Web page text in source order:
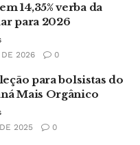
14,35% verba da
para 2026
DE 2026
0
para bolsistas do
Mais Orgânico
2025
0